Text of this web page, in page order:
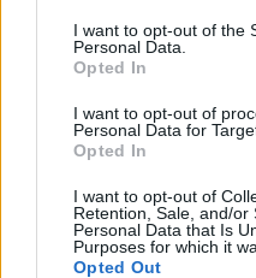
I want to opt-out of the
Personal Data.
Opted In
I want to opt-out of
Personal Data for
Opted In
I want to opt-out of
Retention, Sale, and/or
Personal Data that Is
Purposes for which it
Opted Out
Schokoladen
lissy_kindundTammoogefällt dies.
Tammoo
Lebende Forenlegende